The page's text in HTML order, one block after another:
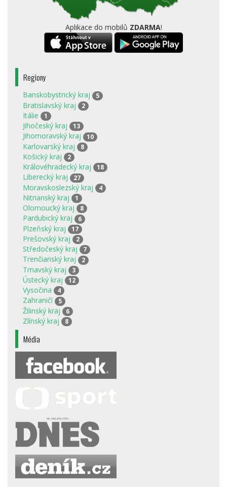
Aplikace do mobilů ZDARMA!
Regiony
Banskobystrický kraj 5
Bratislavský kraj 2
Itálie 1
Jihočeský kraj 13
Jihomoravský kraj 10
Karlovarský kraj 8
Košický kraj 2
Královéhradecký kraj 18
Liberecký kraj 27
Moravskoslezský kraj 4
Nitrianský kraj 1
Olomoucký kraj 8
Pardubický kraj 6
Plzeňský kraj 17
Prešovský kraj 2
Středočeský kraj 7
Trenčianský kraj 2
Trnavský kraj 3
Ústecký kraj 12
Vysočina 4
Zahraničí 5
Žilinský kraj 6
Zlínský kraj 8
Média